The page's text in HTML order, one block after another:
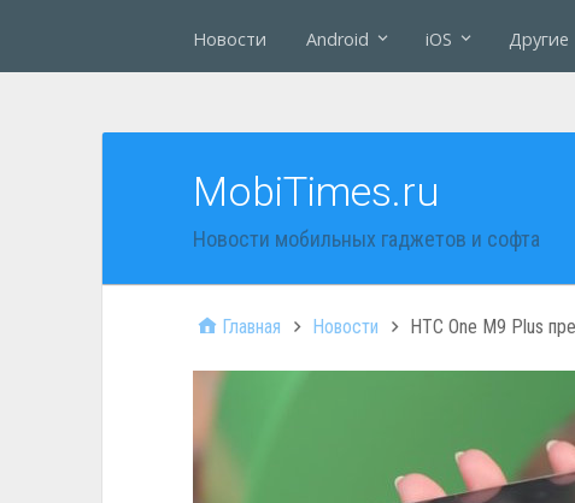
Новости Android iOS Другие
MobiTimes.ru
Новости мобильных гаджетов и софта
Главная Новости HTC One M9 Plus